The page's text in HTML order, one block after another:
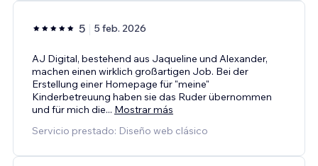
5 5 feb. 2026
AJ Digital, bestehend aus Jaqueline und Alexander,
machen einen wirklich großartigen Job. Bei der
Erstellung einer Homepage für "meine"
Kinderbetreuung haben sie das Ruder übernommen
und für mich die... Mostrar más
Servicio prestado: Diseño web clásico